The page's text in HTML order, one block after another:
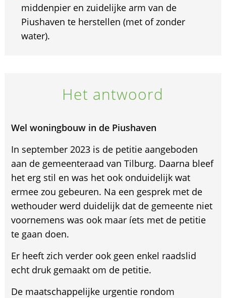
middenpier en zuidelijke arm van de
Piushaven te herstellen (met of zonder
water).
Het antwoord
Wel woningbouw in de Piushaven
In september 2023 is de petitie aangeboden
aan de gemeenteraad van Tilburg. Daarna bleef
het erg stil en was het ook onduidelijk wat
ermee zou gebeuren. Na een gesprek met de
wethouder werd duidelijk dat de gemeente niet
voornemens was ook maar íets met de petitie
te gaan doen.
Er heeft zich verder ook geen enkel raadslid
echt druk gemaakt om de petitie.
De maatschappelijke urgentie rondom